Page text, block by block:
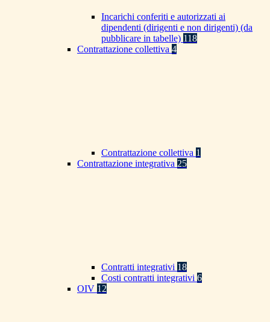
Incarichi conferiti e autorizzati ai
dipendenti (dirigenti e non dirigenti) (da
pubblicare in tabelle) 118
Contrattazione collettiva 4
Contrattazione collettiva 1
Contrattazione integrativa 25
Contratti integrativi 18
Costi contratti integrativi 6
OIV 12